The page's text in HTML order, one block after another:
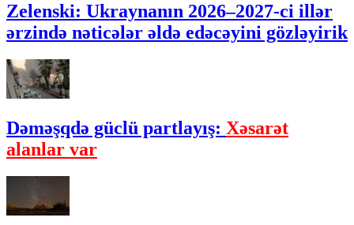
Zelenski: Ukraynanın 2026–2027-ci illər
ərzində nəticələr əldə edəcəyini gözləyirik
Dəməşqdə güclü partlayış: Xəsarət
alanlar var